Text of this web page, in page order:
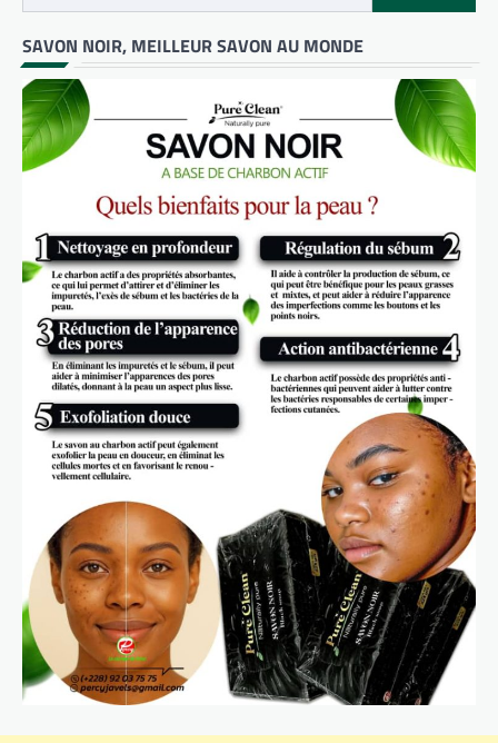
SAVON NOIR, MEILLEUR SAVON AU MONDE